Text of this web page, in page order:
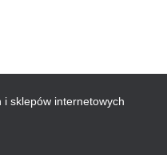
i sklepów internetowych